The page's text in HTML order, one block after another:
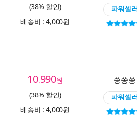
(38% 할인)
배송비 : 4,000원
파워셀러
10,990원
(38% 할인)
배송비 : 4,000원
쏭쏭쏭
파워셀러